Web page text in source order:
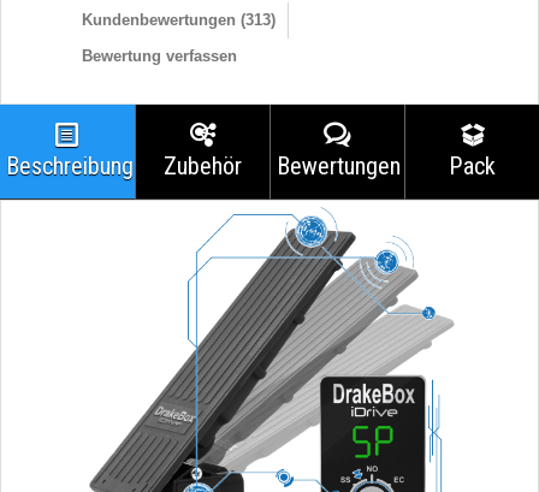
Kundenbewertungen (313)
Bewertung verfassen
Beschreibung Zubehör Bewertungen Pack